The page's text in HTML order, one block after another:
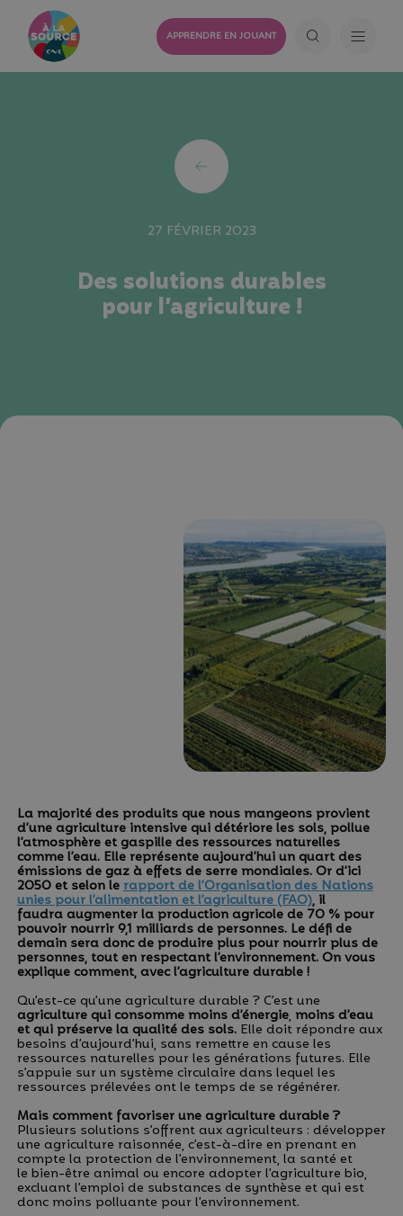
APPRENDRE EN JOUANT
27 FÉVRIER 2023
Des solutions durables
pour l’agriculture !
La majorité des produits que nous mangeons provient
d’une agriculture intensive qui détériore les sols, pollue
l’atmosphère et gaspille des ressources naturelles
comme l’eau.Elle représente aujourd’hui un quart des
émissions de gaz à effets de serre mondiales. Or d’ici
2050 et selon lerapport de l’Organisation des Nations
unies pour l’alimentation et l’agriculture (FAO), il
faudra augmenter la production agricole de 70 % pour
pouvoir nourrir 9,1 milliards de personnes. Le défi de
demain sera donc de produire plus pour nourrir plus de
personnes, tout en respectant l’environnement. On vous
explique comment, avec l’agriculture durable !
Qu’est-ce qu’une agriculture durable ? C’est une
agriculture qui consomme moins d’énergie, moins d’eau
et qui préserve la qualité des sols.Elle doit répondre aux
besoins d’aujourd’hui, sans remettre en cause les
ressources naturelles pour les générations futures. Elle
s’appuie sur un système circulaire dans lequel les
ressources prélevées ont le temps de se régénérer.
Mais comment favoriser une agriculture durable ?
Plusieurs solutions s’offrent aux agriculteurs : développer
une agriculture raisonnée, c’est-à-dire en prenant en
compte la protection de l’environnement, la santé et
le bien-être animal ou encore adopter l’agriculture bio,
excluant l’emploi de substances de synthèse et qui est
donc moins polluante pour l’environnement.